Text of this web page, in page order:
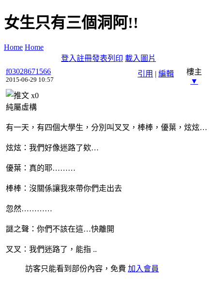
女生只有三個洞阿!!
Home Home
登入註冊發表列印 載入圖片
引用 | 編輯
f03028671566
2015-06-29 10:57
樓主
▼
x0
純屬虛構
有一天，有四個大學生，分別叫叉叉，棒棒，優葉，炫炫…
炫炫：我們好像迷路了欸…
優葉：真的耶………
棒棒：沒關係讓我來帶你們走出去
忽然…………
謎之聲：你們不該在這…快離開
叉叉：我們迷路了，能指 ..
訪客只能看到部份內容，免費 加入會員